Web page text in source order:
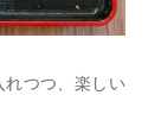
れつつ、楽しい